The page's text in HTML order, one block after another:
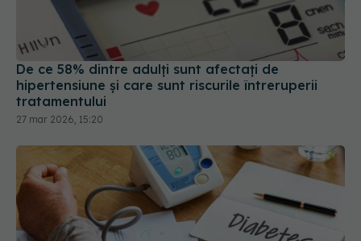
De ce 58% dintre adulți sunt afectați de
hipertensiune și care sunt riscurile întreruperii
tratamentului
27 mar 2026, 15:20